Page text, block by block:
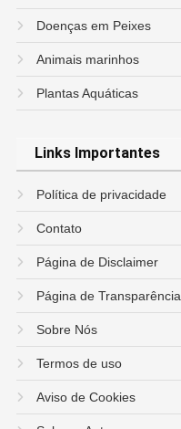
Doenças em Peixes
Animais marinhos
Plantas Aquáticas
Links Importantes
Política de privacidade
Contato
Página de Disclaimer
Página de Transparência
Sobre Nós
Termos de uso
Aviso de Cookies